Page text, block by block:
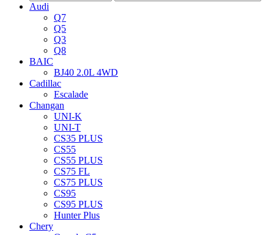
Audi
Q7
Q5
Q3
Q8
BAIC
BJ40 2.0L 4WD
Cadillac
Escalade
Changan
UNI-K
UNI-T
CS35 PLUS
CS55
CS55 PLUS
CS75 FL
CS75 PLUS
CS95
CS95 PLUS
Hunter Plus
Chery